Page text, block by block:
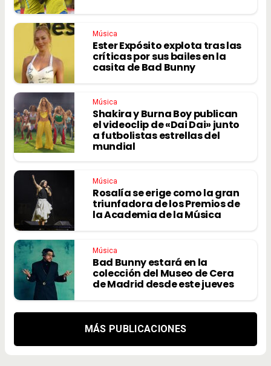
Música
Ester Expósito explota tras las
críticas por sus bailes en la
casita de Bad Bunny
Música
Shakira y Burna Boy publican
el videoclip de «Dai Dai» junto
a futbolistas estrellas del
mundial
Música
Rosalía se erige como la gran
triunfadora de los Premios de
la Academia de la Música
Música
Bad Bunny estará en la
colección del Museo de Cera
de Madrid desde este jueves
MÁS PUBLICACIONES